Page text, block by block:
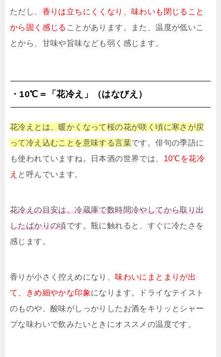
ただし、 香りは立ちにくくなり、味わいも閉じること
から固く感じる ことがあります。また、温度が低いこ
とから、甘味や旨味なども弱く感じます。
・10℃＝「花冷え」（はなびえ）
花冷えとは、暖かくなって桜の花が咲く頃に寒さが戻
って冷え込むことを意味する言葉です。俳句の季語に
も使われていますね。日本酒の世界では、 10℃を花冷
え と呼んでいます。
花冷えの目安は、冷蔵庫で数時間冷やしてから取り出
したばかりの頃です。瓶に触れると、すぐに冷たさを
感じます。
香りが小さく控えめになり、 味わいにまとまりが出
て、きめ細やかな印象になります。ドライなテイスト
のものや、酸味がしっかりしたお酒をキリッとシャー
プな味わいで飲みたいときにオススメの温度です。